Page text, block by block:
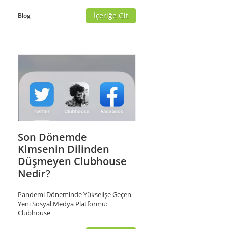
Blog İçeriğe Git
Son Dönemde
Kimsenin Dilinden
Düşmeyen Clubhouse
Nedir?
Pandemi Döneminde Yükselişe Geçen
Yeni Sosyal Medya Platformu:
Clubhouse